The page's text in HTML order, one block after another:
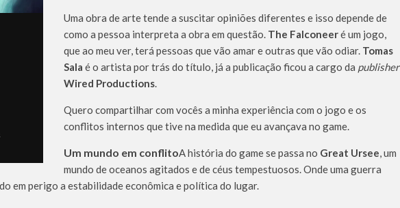
Uma obra de arte tende a suscitar opiniões diferentes e isso depende de
como a pessoa interpreta a obra em questão. The Falconeeré um jogo,
que ao meu ver, terá pessoas que vão amar e outras que vão odiar. Tomas
Sala é o artista por trás do título, já a publicação ficou a cargo da publisher
Wired Productions.
Quero compartilhar com vocês a minha experiência com o jogo e os
conflitos internos que tive na medida que eu avançava no game.
Um mundo em conflitoA história do game se passa no Great Ursee, um
mundo de oceanos agitados e de céus tempestuosos. Onde uma guerra
em perigo a estabilidade econômica e política do lugar.